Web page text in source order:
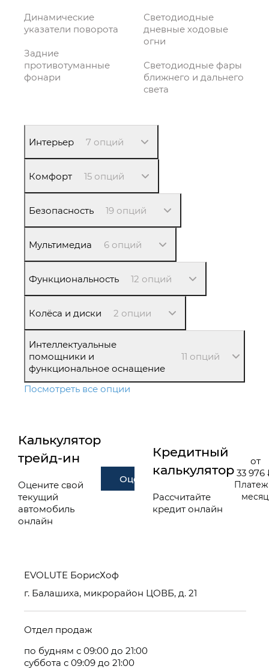
Динамические
указатели поворота
Задние
противотуманные
фонари
Светодиодные
дневные ходовые
огни
Светодиодные фары
ближнего и дальнего
света
Интерьер 7 опций
Комфорт 15 опций
Безопасность 19 опций
Мультимедиа 6 опций
Функциональность 12 опций
Колёса и диски 2 опции
Интеллектуальные
помощники и
функциональное оснащение
11 опций
Посмотреть все опции
Калькулятор
трейд-ин
Оцените свой
текущий
автомобиль
онлайн
Оценить
Кредитный
калькулятор
Рассчитайте
кредит онлайн
от
33 976
месяц
EVOLUTE БорисХоф
г. Балашиха, микрорайон ЦОВБ, д. 21
Отдел продаж
по будням с 09:00 до 21:00
суббота с 09:09 до 21:00